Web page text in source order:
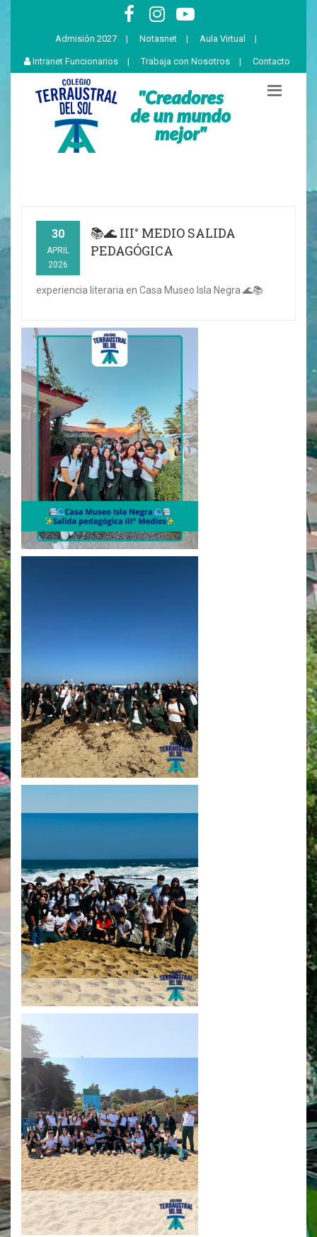
Admisión 2027 | Notasnet | Aula Virtual |
Intranet Funcionarios | Trabaja con Nosotros | Contacto
30
APRIL
2026
📚🌊 III° MEDIO SALIDA
PEDAGÓGICA
experiencia literaria en Casa Museo Isla Negra 🌊📚